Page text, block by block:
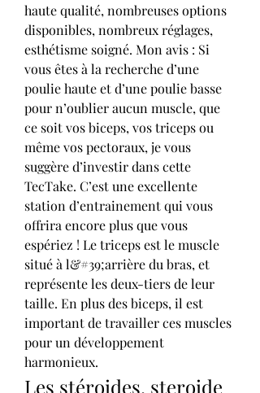
haute qualité, nombreuses options
disponibles, nombreux réglages,
esthétisme soigné. Mon avis : Si
vous êtes à la recherche d’une
poulie haute et d’une poulie basse
pour n’oublier aucun muscle, que
ce soit vos biceps, vos triceps ou
même vos pectoraux, je vous
suggère d’investir dans cette
TecTake. C’est une excellente
station d’entrainement qui vous
offrira encore plus que vous
espériez ! Le triceps est le muscle
situé à l&#39;arrière du bras, et
représente les deux-tiers de leur
taille. En plus des biceps, il est
important de travailler ces muscles
pour un développement
harmonieux.
Les stéroides, steroide